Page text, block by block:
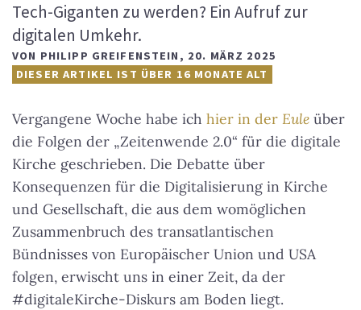
Tech-Giganten zu werden? Ein Aufruf zur
digitalen Umkehr.
VON PHILIPP GREIFENSTEIN , 20. MÄRZ 2025
DIESER ARTIKEL IST ÜBER 16 MONATE ALT
Vergangene Woche habe ich hier in der Eule über
die Folgen der „Zeitenwende 2.0“ für die digitale
Kirche geschrieben. Die Debatte über
Konsequenzen für die Digitalisierung in Kirche
und Gesellschaft, die aus dem womöglichen
Zusammenbruch des transatlantischen
Bündnisses von Europäischer Union und USA
folgen, erwischt uns in einer Zeit, da der
#digitaleKirche-Diskurs am Boden liegt.